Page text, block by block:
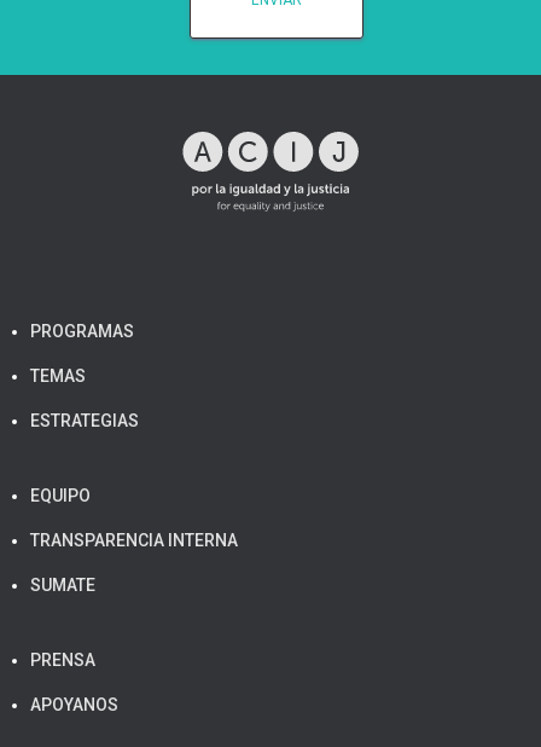
PROGRAMAS
TEMAS
ESTRATEGIAS
EQUIPO
TRANSPARENCIA INTERNA
SUMATE
PRENSA
APOYANOS